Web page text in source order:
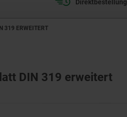
Direktbestellung
319 ERWEITERT
DIN 319 erweitert